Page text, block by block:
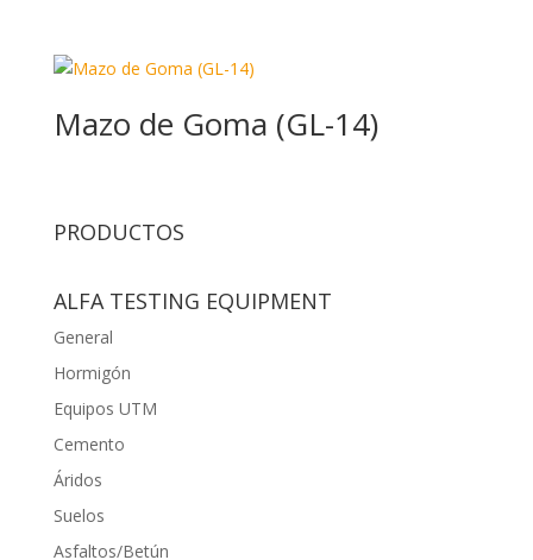
Mazo de Goma (GL-14)
PRODUCTOS
ALFA TESTING EQUIPMENT
General
Hormigón
Equipos UTM
Cemento
Áridos
Suelos
Asfaltos/Betún